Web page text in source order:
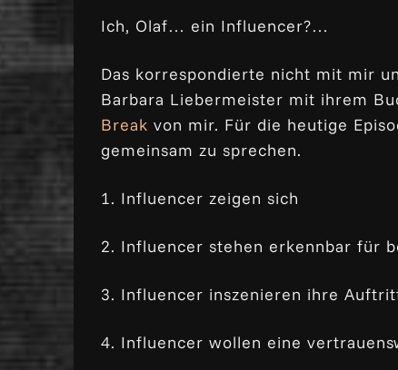
Ich, Olaf… ein Influencer?…
Das korrespondierte nicht mit mir
Barbara Liebermeister mit ihrem
Break von mir. Für die heutige
gemeinsam zu sprechen.
1. Influencer zeigen sich
2. Influencer stehen erkennbar für
3. Influencer inszenieren ihre
4. Influencer wollen eine